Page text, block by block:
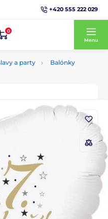
+420 555 222 029
0
Menu
a party
Balónky